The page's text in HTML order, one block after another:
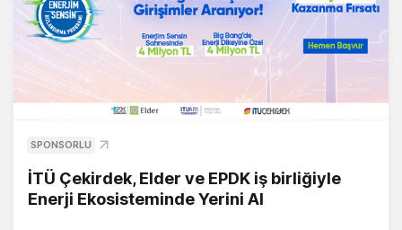
SPONSORLU
İTÜ Çekirdek, Elder ve EPDK iş birliğiyle
Enerji Ekosisteminde Yerini Al